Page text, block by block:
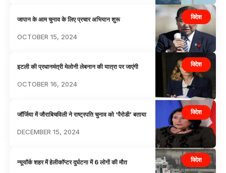
विदेश
जापान के आम चुनाव के लिए प्रचार अभियान शुरू
OCTOBER 15, 2024
विदेश
इटली की प्रधानमंत्री मेलोनी लेबनान की यात्रा पर जाएंगी
OCTOBER 16, 2024
विदेश
जॉर्जिया में जौराबिचविली ने राष्ट्रपति चुनाव को ‘पैरोडी’ बताया
DECEMBER 15, 2024
विदेश
न्यूयॉर्क शहर में हेलीकॉप्टर दुर्घटना में 6 लोगों की मौत